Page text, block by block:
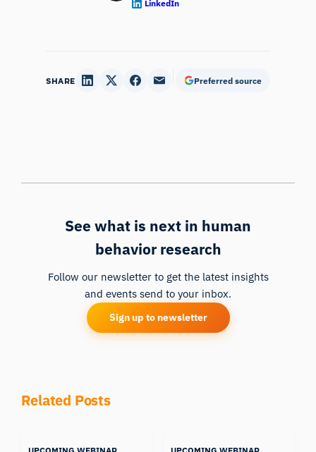
LinkedIn
SHARE Preferred source
See what is next in human
behavior research
Follow our newsletter to get the latest insights
and events send to your inbox.
Sign up to newsletter
Related Posts